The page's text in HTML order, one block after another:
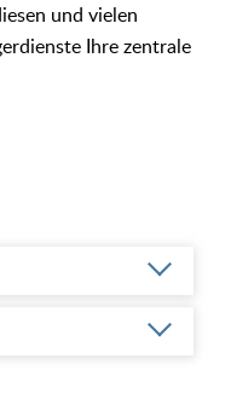
und vielen
Ihre zentrale